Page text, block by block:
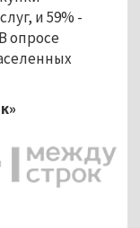
и 59% -
опросе